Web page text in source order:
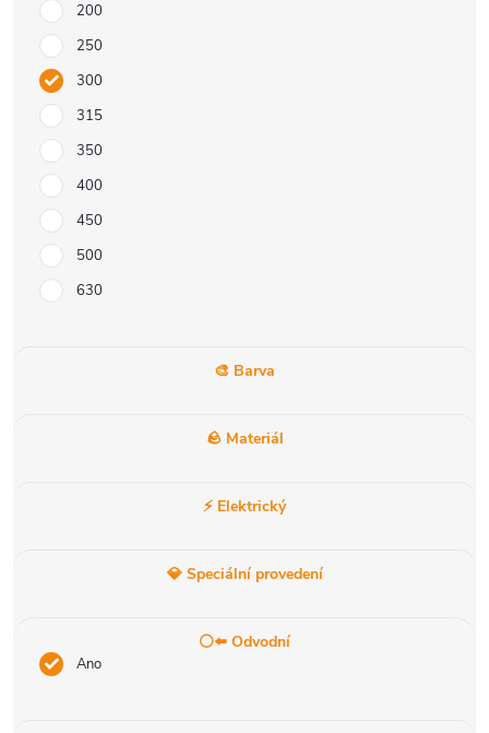
200
250
300
315
350
400
450
500
630
🎨 Barva
🪨 Materiál
⚡ Elektrický
💎 Speciální provedení
⚪⬅️ Odvodní
Ano